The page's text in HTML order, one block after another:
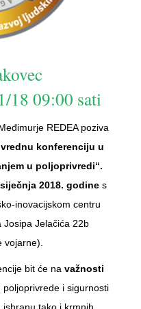
18 09:00 sati
REDEA poziva
konferenciju u
u poljoprivredi“.
2018. godine s
inovacijskom centru
Josipa Jelačića 22b
vojarne).
bit će na važnosti
i sigurnosti